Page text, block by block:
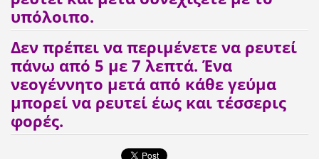
υπόλοιπο.
Δεν πρέπει να περιμένετε να ρευτεί
πάνω από 5 με 7 λεπτά. Ένα
νεογέννητο μετά από κάθε γεύμα
μπορεί να ρευτεί έως και τέσσερις
φορές.